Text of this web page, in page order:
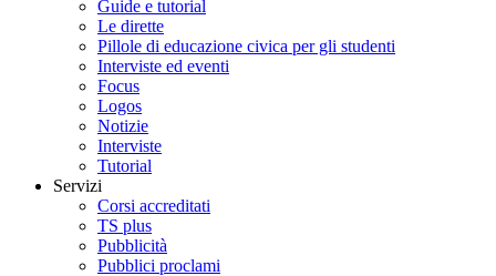
Guide e tutorial
Le dirette
Pillole di educazione civica per gli studenti
Interviste ed eventi
Focus
Logos
Notizie
Interviste
Tutorial
Servizi
Corsi accreditati
TS plus
Pubblicità
Pubblici proclami